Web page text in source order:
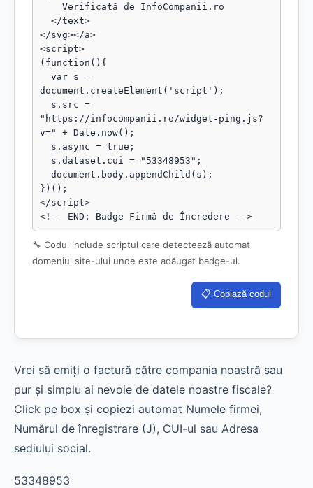
</svg></a>
<script>
(function(){
document.createElement('script');
"https://infocompanii.ro/widget-ping.js?
v=" + Date.now();
})();
</script>
<!-- END: Badge Firmă de Încredere -->
🔧 Codul include scriptul care detectează automat
domeniul site-ului unde este adăugat badge-ul.
📋 Copiază codul
Vrei să emiți o factură către compania noastră sau
pur și simplu ai nevoie de datele noastre fiscale?
Click pe box și copiezi automat Numele firmei,
Numărul de înregistrare (J), CUI-ul sau Adresa
sediului social.
53348953